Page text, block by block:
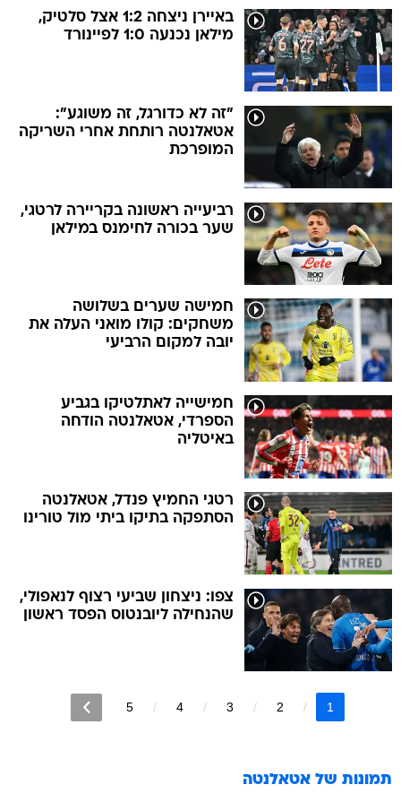
באיירן ניצחה 1:2 אצל סלטיק,
מילאן נכנעה 1:0 לפיינורד
"זה לא כדורגל, זה משוגע":
אטאלנטה רותחת אחרי השריקה
המופרכת
רביעייה ראשונה בקריירה לרטגי,
שער בכורה לחימנס במילאן
חמישה שערים בשלושה
משחקים: קולו מואני העלה את
יובה למקום הרביעי
חמישייה לאתלטיקו בגביע
הספרדי, אטאלנטה הודחה
באיטליה
רטגי החמיץ פנדל, אטאלנטה
הסתפקה בתיקו ביתי מול טורינו
צפו: ניצחון שביעי רצוף לנאפולי,
שהנחילה ליובנטוס הפסד ראשון
1
2
3
4
5
תמונות של אטאלנטה